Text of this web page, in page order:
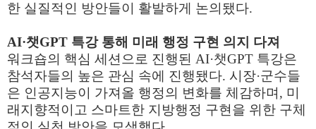
한 실질적인 방안들이 활발하게 논의됐다.
AI·챗GPT 특강 통해 미래 행정 구현 의지 다져
워크숍의 핵심 세션으로 진행된 AI·챗GPT 특강은
참석자들의 높은 관심 속에 진행됐다. 시장·군수들
은 인공지능이 가져올 행정의 변화를 체감하며 , 미
래지향적이고 스마트한 지방행정 구현을 위한 구체